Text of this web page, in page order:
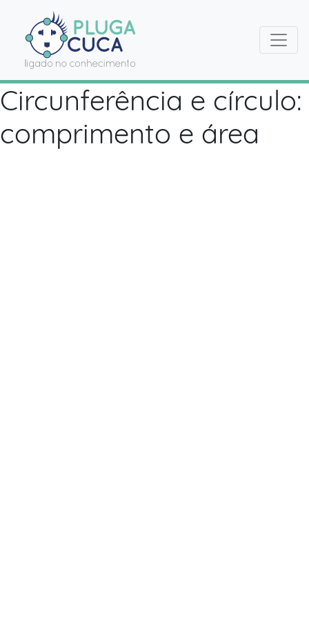
Circunferência e círculo:
comprimento e área